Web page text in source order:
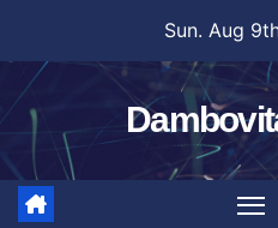
content
Sun. Aug